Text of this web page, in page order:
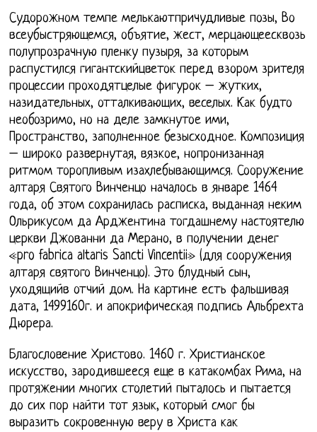
Судорожном темпе мелькаютпричудливые позы, Во
всеубыстряющемся, объятие, жест, мерцающеесквозь
полупрозрачную пленку пузыря, за которым
распустился гигантскийцветок перед взором зрителя
процессии проходятцелые фигурок – жутких,
назидательных, отталкивающих, веселых. Как будто
необозримо, но на деле замкнутое ими,
Пространство, заполненное безысходное. Композиция
– широко развернутая, вязкое, нопронизанная
ритмом торопливым изахлебывающимся. Сооружение
алтаря Святого Винченцо началось в январе 1464
года, об этом сохранилась расписка, выданная неким
Ольрикусом да Арджентина тогдашнему настоятелю
церкви Джованни да Мерано, в получении денег
«pro fabrica altaris Sancti Vincentii» (для сооружения
алтаря святого Винченцо). Это блудный сын,
уходящийв отчий дом. На картине есть фальшивая
дата, 1499160г. и апокрифическая подпись Альбрехта
Дюрера.
Благословение Христово. 1460 г. Христианское
искусство, зародившееся еще в катакомбах Рима, на
протяжении многих столетий пыталось и пытается
до сих пор найти тот язык, который смог бы
выразить сокровенную веру в Христа как